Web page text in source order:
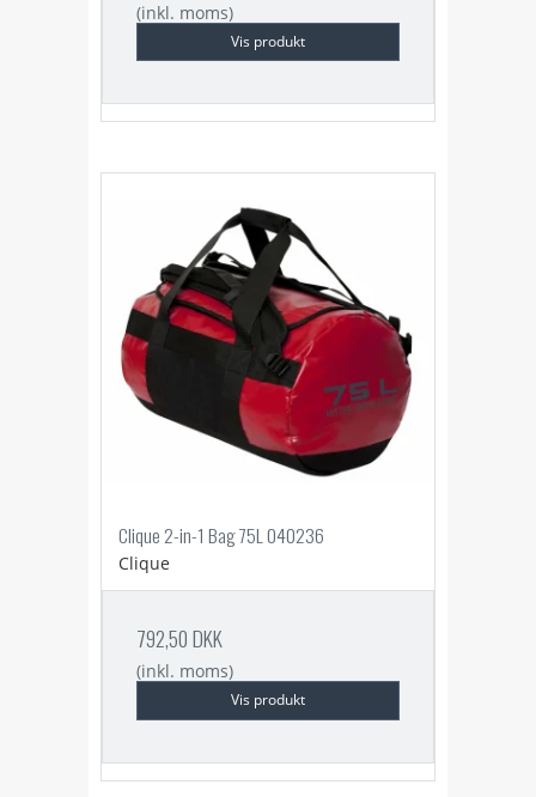
(inkl. moms)
Vis produkt
Clique 2-in-1 Bag 75L 040236
Clique
792,50 DKK
(inkl. moms)
Vis produkt